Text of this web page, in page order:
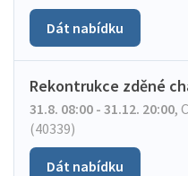
Dát nabídku
Rekontrukce zděné
31.8. 08:00 - 31.12. 20:00,
(40339)
Dát nabídku